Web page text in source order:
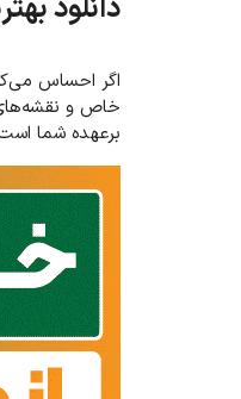
دانلود
اگر احساس
خاص و نقشه‌های
بر‌عهده شما